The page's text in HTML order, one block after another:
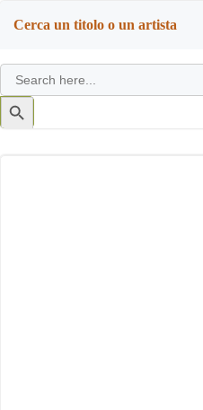
navigation
Cerca un titolo o un artista
Search
for:
Search
Button